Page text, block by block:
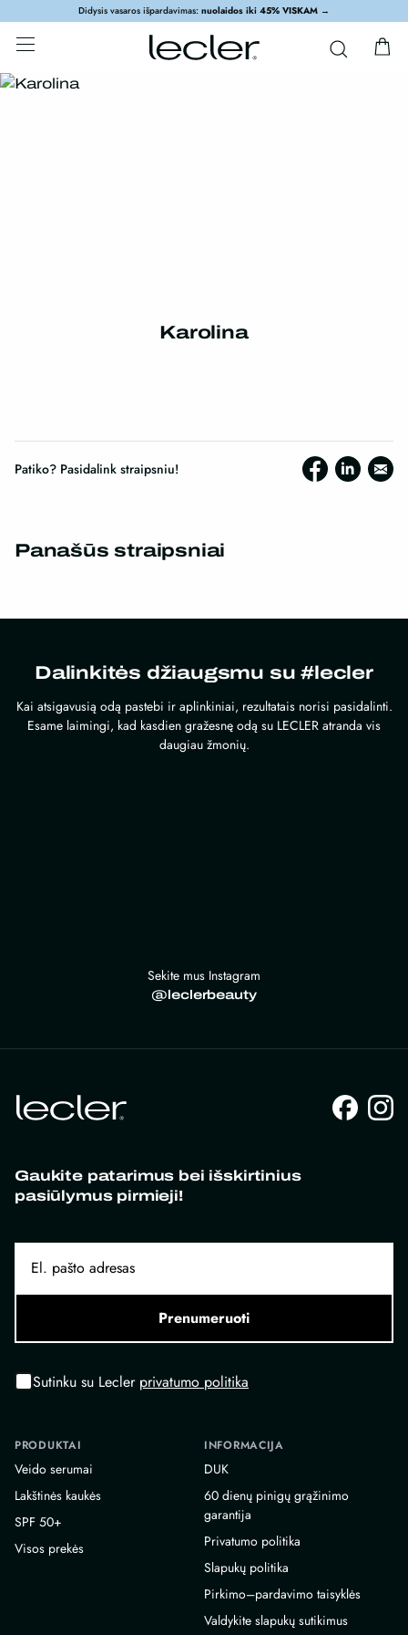
Didysis vasaros išpardavimas: nuolaidos iki 45% VISKAM →
Karolina
Patiko? Pasidalink straipsniu!
Panašūs straipsniai
Dalinkitės džiaugsmu su #lecler
Kai atsigavusią odą pastebi ir aplinkiniai, rezultatais norisi pasidalinti.
Esame laimingi, kad kasdien gražesnę odą su LECLER atranda vis
daugiau žmonių.
Sekite mus Instagram
@leclerbeauty
Gaukite patarimus bei išskirtinius
pasiūlymus pirmieji!
Prenumeruoti
Sutinku su Lecler privatumo politika
PRODUKTAI
Veido serumai
Lakštinės kaukės
SPF 50+
Visos prekės
INFORMACIJA
DUK
60 dienų pinigų grąžinimo
garantija
Privatumo politika
Slapukų politika
Pirkimo–pardavimo taisyklės
Valdykite slapukų sutikimus